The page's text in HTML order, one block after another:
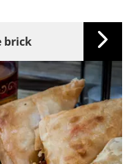
brick